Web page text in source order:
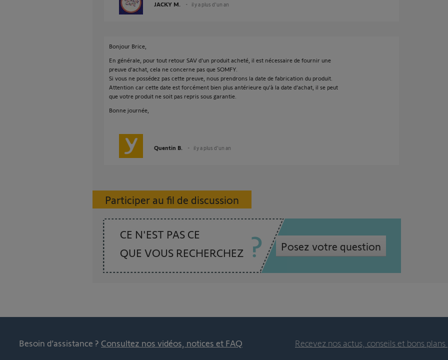
JACKY M. il y a plus d'un an
Bonjour Brice,
En générale, pour tout retour SAV d'un produit acheté, il est nécessaire de fournir une
preuve d'achat, cela ne concerne pas que SOMFY.
Si vous ne possédez pas cette preuve, nous prendrons la date de fabrication du produit.
Attention car cette date est forcément bien plus antérieure qu'à la date d'achat, il se peut
que votre produit ne soit pas repris sous garantie.
Bonne journée,
Quentin B. il y a plus d'un an
Participer au fil de discussion
CE N'EST PAS CE
QUE VOUS RECHERCHEZ
Posez votre question
Besoin d’assistance ? Consultez nos vidéos, notices et FAQ Recevez nos actus, conseils et bons